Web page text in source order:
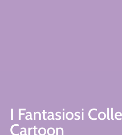
I Fantasiosi
Cartoon